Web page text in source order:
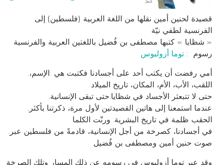
قصيدة لحنين أمين نقلها من اللغة العربية (فلسطين) إلى
الفرنسية لطفي نيّة
شظايا » كتبها مصطفى بن فُضيل باللغتين العربية والفرنسية »
رسوم : توما أزوليوس
.أمي رفضت أن يكتب أحد على أجسادنا فكتبت هي :الإسم،
اللقب، الأب، الأم، المكان، تاريخ الميلاد
.حتى لا تتبعثر الأجساد في شظايا.حتى تبقى الإنسانية
.عندما استمعنا إلى هاتين القصيدتين لأول مرة، ذكرتنا بأكثر
الحقب ظلمة في تاريخ البشرية. ورنّت الكلما
.في أجسادنا، كصرخة من أجل الإنسانية، قادمةً من فلسطين عبر
صوت حنين أمين ومصطفى بن فُضيل
وقد عبر توما أزوليوس في رسومه عن ذلك المسار وتلك الصرخة